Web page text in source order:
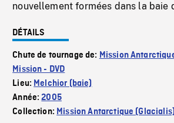
nouvellement formées dans la baie
DÉTAILS
Chute de tournage de: Mission
Mission - DVD
Lieu: Melchior (baie)
Année:2005
Collection: Mission Antarctique